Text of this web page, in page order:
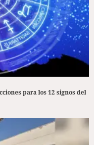
para los 12 signos del